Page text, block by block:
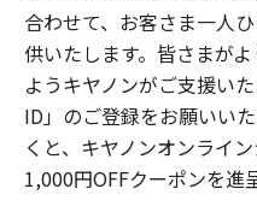
合わせて、お客さま一人
供いたします。皆さまが
ようキヤノンがご支援い
ID」のご登録をお願いい
くと、キヤノンオンライ
1,000円OFFクーポンを進